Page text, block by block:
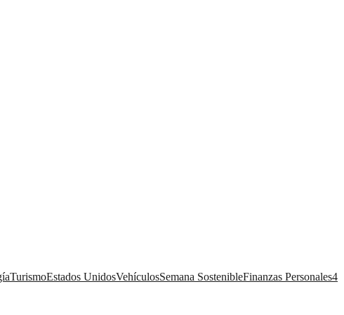
TurismoEstados UnidosVehículosSemana SostenibleFinanzas Personales4